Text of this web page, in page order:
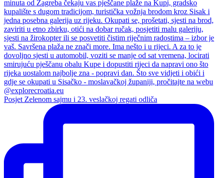
Posjet Zelenom sajmu i 23. veslačkoj regati odliča